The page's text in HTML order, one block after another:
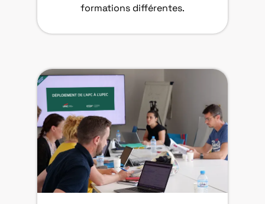
formations différentes.